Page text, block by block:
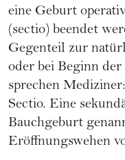
eine Geburt
(sectio) beendet
Gegenteil zur
oder bei Beginn
sprechen
Sectio. Eine
Bauchgeburt
Eröffnungswehen